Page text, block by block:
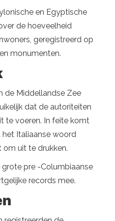
en Egyptische
de hoeveelheid
geregistreerd op
monumenten.
de Middellandse Zee
dat de autoriteiten
te voeren. In feite komt
Italiaanse woord
om uit te drukken.
pre -Columbiaanse
records mee.